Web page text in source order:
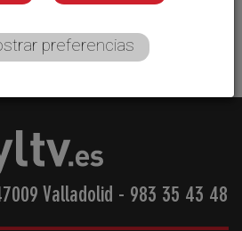
Valladolid - 983 35 43 48
preferencias